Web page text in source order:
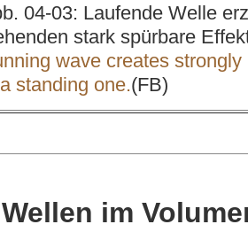
04-03: Laufende Welle
stark spürbare
wave creates
standing one.(FB)
im